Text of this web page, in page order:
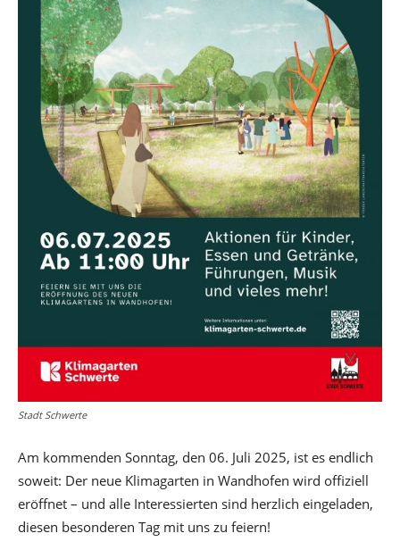
Stadt Schwerte
Am kommenden Sonntag, den 06. Juli 2025, ist es endlich
soweit: Der neue Klimagarten in Wandhofen wird offiziell
eröffnet – und alle Interessierten sind herzlich eingeladen,
diesen besonderen Tag mit uns zu feiern!